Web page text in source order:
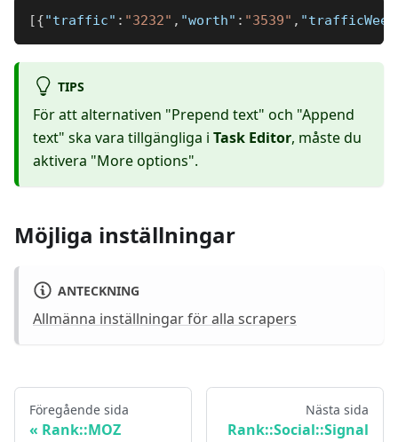
[{"traffic" : "3232" , "worth" : "3539" ,
TIPS
För att alternativen "Prepend text" och "Append
text" ska vara tillgängliga i Task Editor, måste du
aktivera "More options".
Möjliga inställningar
ANTECKNING
Allmänna inställningar för alla scrapers
Föregående sida
Rank::MOZ
Nästa sida
Rank::Social::Signal